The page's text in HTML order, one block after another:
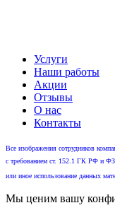
Услуги
Наши работы
Акции
Отзывы
О нас
Контакты
Все изображения сотрудников
с требованием ст. 152.1 ГК РФ и ФЗ
или иное использование данных
Мы ценим вашу